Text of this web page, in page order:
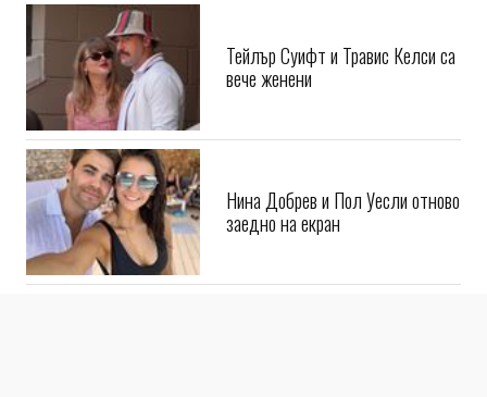
Тейлър Суифт и Травис Келси са
вече женени
Нина Добрев и Пол Уесли отново
заедно на екран